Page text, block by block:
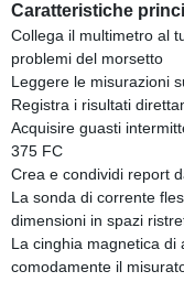
Caratteristiche
Collega il multimetro al
problemi del morsetto
Leggere le misurazioni
Registra i risultati
Acquisire guasti
375 FC
Crea e condividi report
La sonda di corrente
dimensioni in spazi
La cinghia magnetica di
comodamente il